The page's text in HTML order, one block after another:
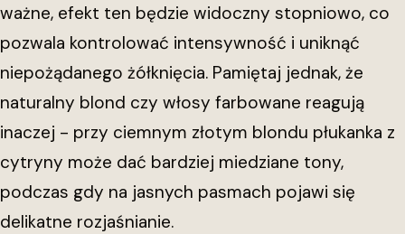
ważne, efekt ten będzie widoczny stopniowo, co
pozwala kontrolować intensywność i uniknąć
niepożądanego żółknięcia. Pamiętaj jednak, że
naturalny blond czy włosy farbowane reagują
inaczej - przy ciemnym złotym blondu płukanka z
cytryny może dać bardziej miedziane tony,
podczas gdy na jasnych pasmach pojawi się
delikatne rozjaśnianie.